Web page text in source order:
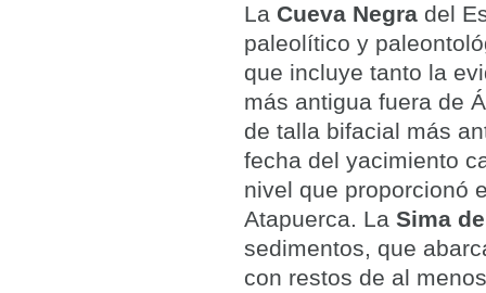
La Cueva Negra del
paleolítico y
que incluye tanto la
más antigua fuera de
de talla bifacial más
fecha del yacimiento
nivel que proporcionó
Atapuerca. La Sima
sedimentos, que
con restos de al